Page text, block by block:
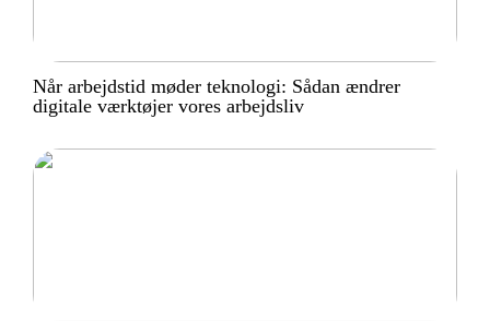
Når arbejdstid møder teknologi: Sådan ændrer
digitale værktøjer vores arbejdsliv